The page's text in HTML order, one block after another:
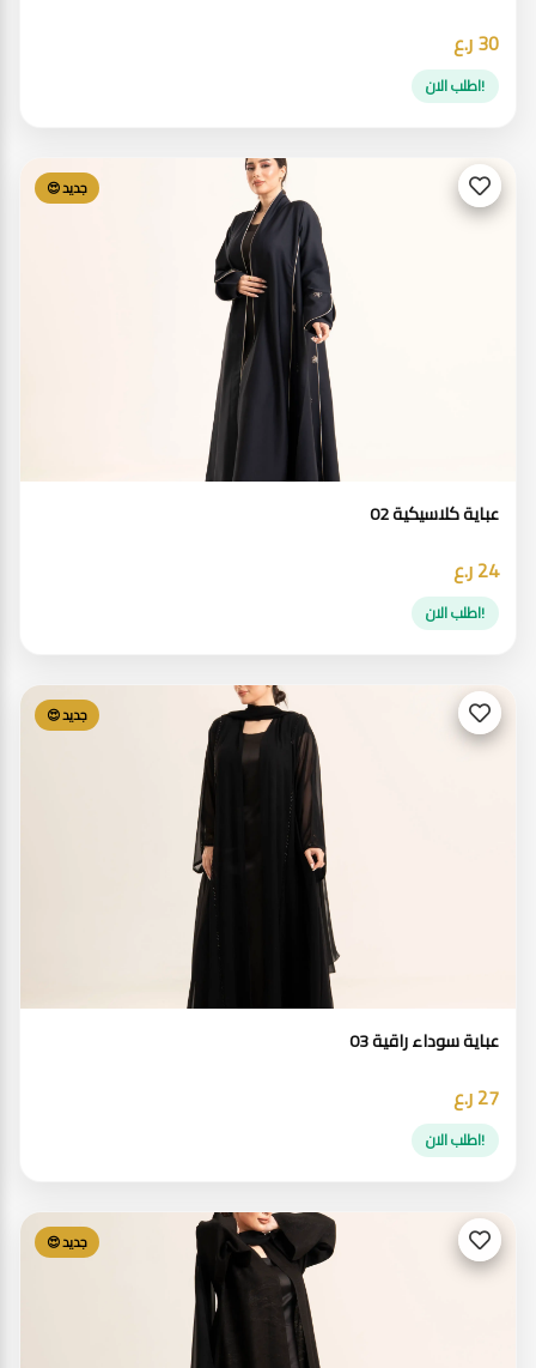
30 ر.ع
!اطلب الان
جديد 😍
عباية كلاسيكية 02
24 ر.ع
!اطلب الان
جديد 😍
عباية سوداء راقية 03
27 ر.ع
!اطلب الان
جديد 😍